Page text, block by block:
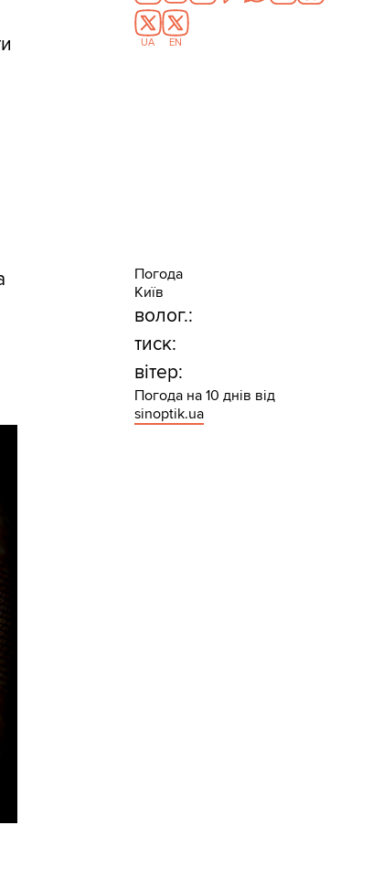
UA EN
Погода
Київ
волог.:
тиск:
вітер:
Погода на 10 днів від
sinoptik.ua